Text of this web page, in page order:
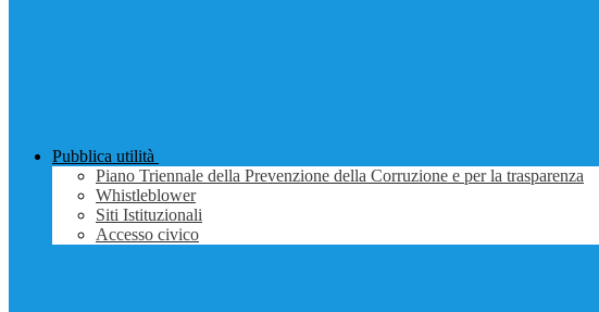
Pubblica utilità
Piano Triennale della Prevenzione della Corruzione e per la trasparenza
Whistleblower
Siti Istituzionali
Accesso civico